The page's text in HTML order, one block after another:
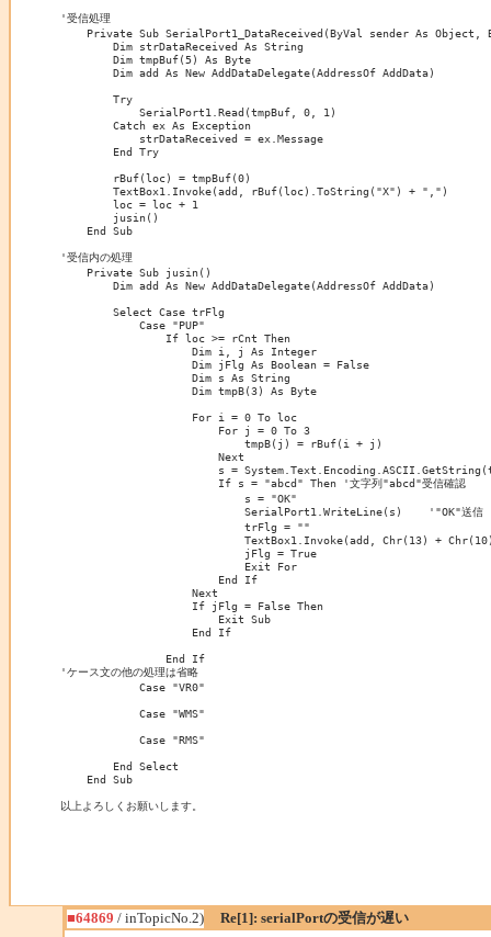
'受信処理
Private Sub SerialPort1_DataReceived(ByVal sender As
        Dim strDataReceived As String
        Dim tmpBuf(5) As Byte
        Dim add As New AddDataDelegate(AddressOf AddData)
        Try
            SerialPort1.Read(tmpBuf, 0, 1)
        Catch ex As Exception
            strDataReceived = ex.Message
        End Try
        rBuf(loc) = tmpBuf(0)
        TextBox1.Invoke(add, rBuf(loc).ToString("X") + ",")
        loc = loc + 1
        jusin()
    End Sub
'受信内の処理
    Private Sub jusin()
        Dim add As New AddDataDelegate(AddressOf AddData)
        Select Case trFlg
            Case "PUP"
                If loc >= rCnt Then
                    Dim i, j As Integer
                    Dim jFlg As Boolean = False
                    Dim s As String
                    Dim tmpB(3) As Byte
                    For i = 0 To loc
                        For j = 0 To 3
                            tmpB(j) = rBuf(i + j)
                        Next
s =
                        If s = "abcd" Then '文字列"abcd"受信確認
                            s = "OK"
                            SerialPort1.WriteLine(s)	'"OK"送信
                            trFlg = ""
TextBox1.Invoke(add, Chr(13) +
                            jFlg = True
                            Exit For
                        End If
                    Next
                    If jFlg = False Then
                        Exit Sub
                    End If
                End If
'ケース文の他の処理は省略
            Case "VR0"
            Case "WMS"
            Case "RMS"
        End Select
    End Sub
以上よろしくお願いします。
■64869 / inTopicNo.2) Re[1]: serialPortの受信が遅い